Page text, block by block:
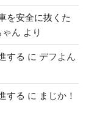
を安全に抜くた
ゃん より
する に デフよん
する に まじか！